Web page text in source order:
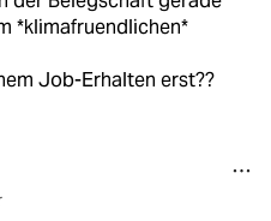
*klimafruendlichen*
Job-Erhalten erst??